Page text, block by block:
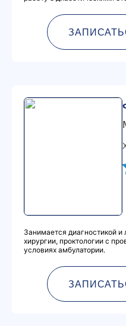
Занимается диагностикой
хирургии, проктологии с
условиях амбулатории.